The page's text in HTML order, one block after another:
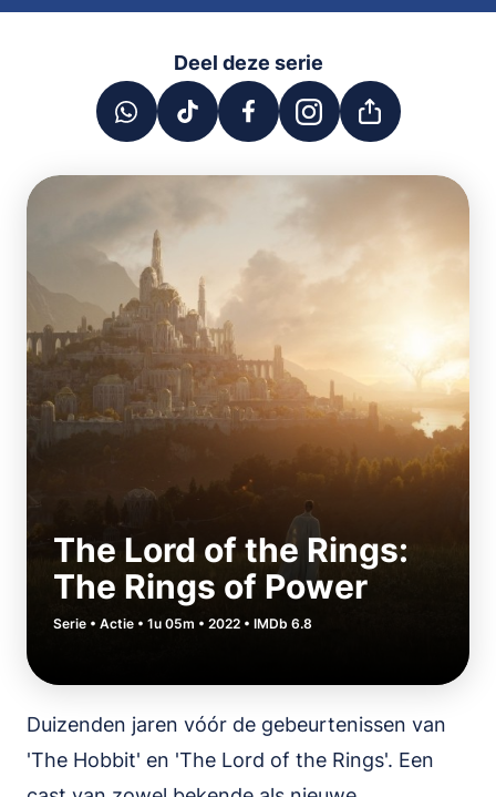
Deel deze serie
The Lord of the Rings:
The Rings of Power
Serie • Actie • 1u 05m • 2022 • IMDb 6.8
Duizenden jaren vóór de gebeurtenissen van
'The Hobbit' en 'The Lord of the Rings'. Een